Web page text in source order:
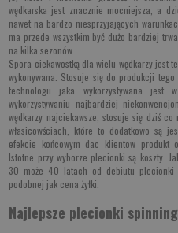
wędkarska jest znacznie mocniejsza, a
nawet na bardzo niesprzyjających
ma przede wszystkim być dużo bardziej
na kilka sezonów.
Spora ciekawostką dla wielu wędkarzy jest
wykonywana. Stosuje się do produkcji
technologii jaka wykorzystywana jest
wykorzystywaniu najbardziej
wędkarzy najciekawsze, stosuje się dziś
własicowściach, które to dodatkowo są
efekcie końcowym dac klientow produkt
Istotne przy wyborze plecionki są koszty.
30 może 40 latach od debiutu
podobnej jak cena żyłki.
Najlepsze plecionki